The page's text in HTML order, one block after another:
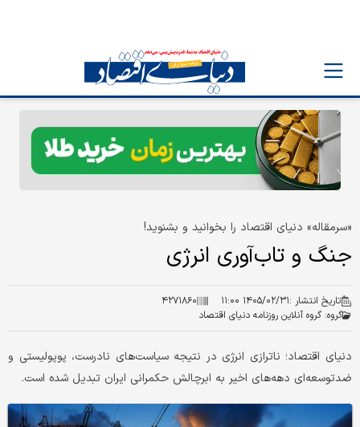
«سرمقاله» دنیای اقتصاد را بخوانید و بشنوید!
جنگ و تاب‌آوری انرژی
تاریخ انتشار :۱۴۰۵/۰۲/۳۱ ۱۱:۰۰
۴۲۷۱۸۶۰
گروه: گروه آنلاین روزنامه دنیای اقتصاد
دنیای اقتصاد؛ ناترازی انرژی در نتیجه سیاست‌های نادرست، پوپولیستی و
ضدتوسعه‌ای دهه‌های اخیر به ابرچالش حکمرانی ایران تبدیل شده است.